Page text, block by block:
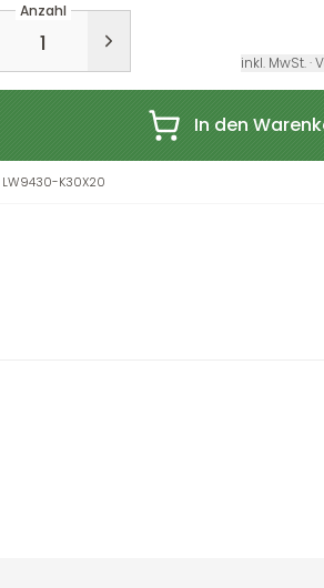
Anzahl
inkl. MwSt.
In den
LW9430-K30X20